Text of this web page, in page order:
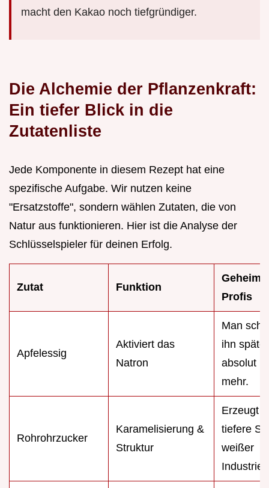
macht den Kakao noch tiefgründiger.
Die Alchemie der Pflanzenkraft:
Ein tiefer Blick in die
Zutatenliste
Jede Komponente in diesem Rezept hat eine
spezifische Aufgabe. Wir nutzen keine
"Ersatzstoffe", sondern wählen Zutaten, die von
Natur aus funktionieren. Hier ist die Analyse der
Schlüsselspieler für deinen Erfolg.
Zutat Funktion
Profis
Apfelessig
Aktiviert das
Natron
Man
ihn später
absolut
mehr.
Rohrohrzucker
Karamelisierung &
Struktur
Erzeugt
tiefere
weißer